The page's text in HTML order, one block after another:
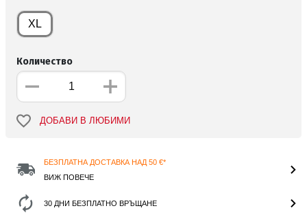
XL
Количество
ДОБАВИ В ЛЮБИМИ
БЕЗПЛАТНА ДОСТАВКА НАД 50 €*
ВИЖ ПОВЕЧЕ
30 ДНИ БЕЗПЛАТНО ВРЪЩАНЕ